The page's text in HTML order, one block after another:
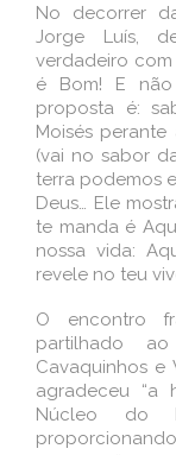
No decorrer
Jorge Luís,
verdadeiro
é Bom! E
proposta é:
Moisés
(vai no sabor
terra podemos
Deus… Ele
te manda é
nossa vida:
revele no teu
O encontro
partilhado
Cavaquinhos e
agradeceu “a
Núcleo do